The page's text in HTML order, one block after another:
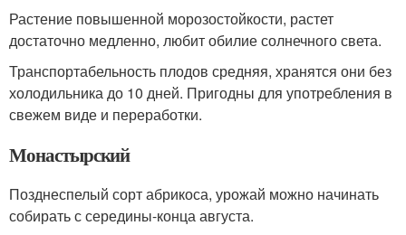
Растение повышенной морозостойкости, растет
достаточно медленно, любит обилие солнечного света.
Транспортабельность плодов средняя, хранятся они без
холодильника до 10 дней. Пригодны для употребления в
свежем виде и переработки.
Монастырский
Позднеспелый сорт абрикоса, урожай можно начинать
собирать с середины-конца августа.